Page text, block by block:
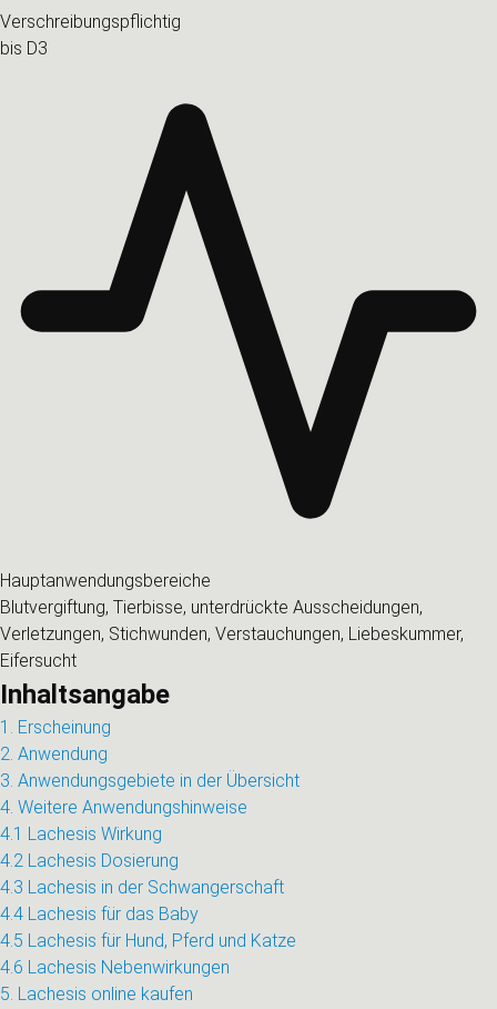
Verschreibungspflichtig
bis D3
Hauptanwendungsbereiche
Blutvergiftung, Tierbisse, unterdrückte Ausscheidungen,
Verletzungen, Stichwunden, Verstauchungen, Liebeskummer,
Eifersucht
Inhaltsangabe
1. Erscheinung
2. Anwendung
3. Anwendungsgebiete in der Übersicht
4. Weitere Anwendungshinweise
4.1 Lachesis Wirkung
4.2 Lachesis Dosierung
4.3 Lachesis in der Schwangerschaft
4.4 Lachesis für das Baby
4.5 Lachesis für Hund, Pferd und Katze
4.6 Lachesis Nebenwirkungen
5. Lachesis online kaufen